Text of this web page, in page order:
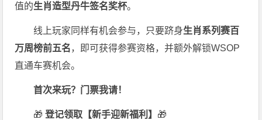
值的生肖造型丹牛签名奖杯。
线上玩家同样有机会参与，只要跻身生肖系列赛百
万周榜前五名，即可获得参赛资格，并额外解锁WSOP
直通车赛机会。
首次来玩？门票我请！
🎁 登记领取【新手迎新福利】 🎁